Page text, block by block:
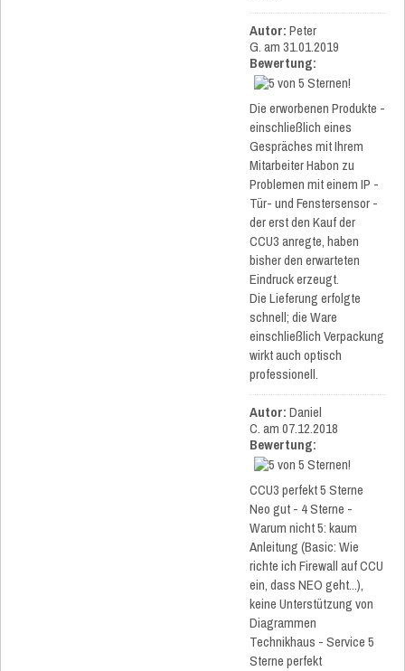
Autor:Peter
G.am 31.01.2019
Bewertung:
Die erworbenen Produkte -
einschließlich eines
Gespräches mit Ihrem
Mitarbeiter Habon zu
Problemen mit einem IP -
Tür- und Fenstersensor -
der erst den Kauf der
CCU3 anregte, haben
bisher den erwarteten
Eindruck erzeugt.
Die Lieferung erfolgte
schnell; die Ware
einschließlich Verpackung
wirkt auch optisch
professionell.
Autor:Daniel
C.am 07.12.2018
Bewertung:
CCU3 perfekt 5 Sterne
Neo gut - 4 Sterne -
Warum nicht 5: kaum
Anleitung (Basic: Wie
richte ich Firewall auf CCU
ein, dass NEO geht...),
keine Unterstützung von
Diagrammen
Technikhaus - Service 5
Sterne perfekt